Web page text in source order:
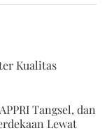
Kualitas
Tangsel, dan
Lewat